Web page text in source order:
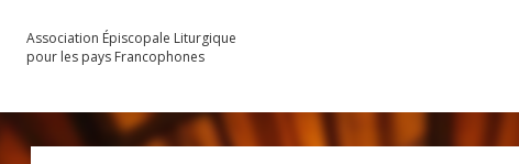
Association Épiscopale Liturgique
pour les pays Francophones